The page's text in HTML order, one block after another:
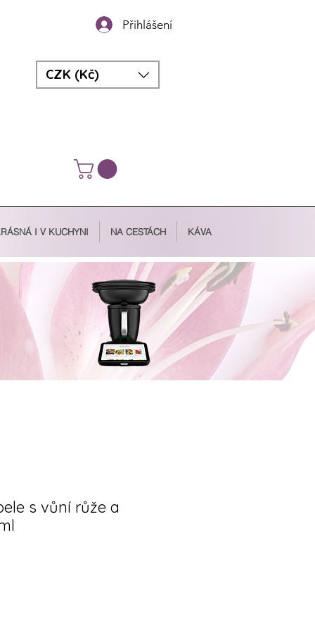
Přihlášení
CZK (Kč)
I V KUCHYNI NA CESTÁCH KÁVA
s vůní růže a